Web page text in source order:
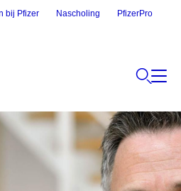
bij Pfizer Nascholing PfizerPro